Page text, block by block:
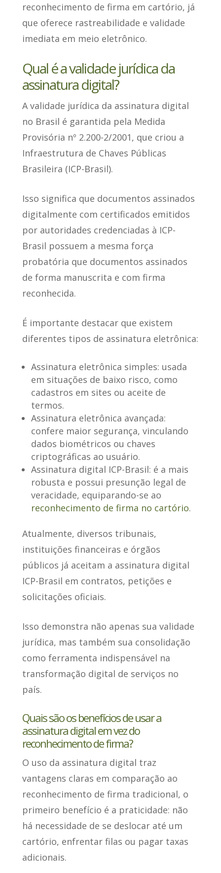
reconhecimento de firma em cartório, já
que oferece rastreabilidade e validade
imediata em meio eletrônico.
Qual é a validade jurídica da
assinatura digital?
A validade jurídica da assinatura digital
no Brasil é garantida pela Medida
Provisória nº 2.200-2/2001, que criou a
Infraestrutura de Chaves Públicas
Brasileira (ICP-Brasil).
Isso significa que documentos assinados
digitalmente com certificados emitidos
por autoridades credenciadas à ICP-
Brasil possuem a mesma força
probatória que documentos assinados
de forma manuscrita e com firma
reconhecida.
É importante destacar que existem
diferentes tipos de assinatura eletrônica:
Assinatura eletrônica simples: usada
em situações de baixo risco, como
cadastros em sites ou aceite de
termos.
Assinatura eletrônica avançada:
confere maior segurança, vinculando
dados biométricos ou chaves
criptográficas ao usuário.
Assinatura digital ICP-Brasil: é a mais
robusta e possui presunção legal de
veracidade, equiparando-se ao
reconhecimento de firma no cartório.
Atualmente, diversos tribunais,
instituições financeiras e órgãos
públicos já aceitam a assinatura digital
ICP-Brasil em contratos, petições e
solicitações oficiais.
Isso demonstra não apenas sua validade
jurídica, mas também sua consolidação
como ferramenta indispensável na
transformação digital de serviços no
país.
Quais são os benefícios de usar a
assinatura digital em vez do
reconhecimento de firma?
O uso da assinatura digital traz
vantagens claras em comparação ao
reconhecimento de firma tradicional, o
primeiro benefício é a praticidade: não
há necessidade de se deslocar até um
cartório, enfrentar filas ou pagar taxas
adicionais.